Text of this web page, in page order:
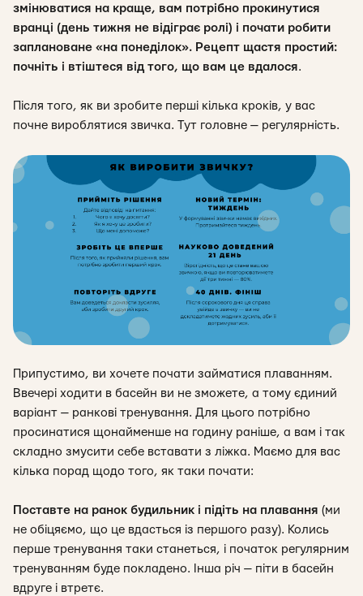
змінюватися на краще, вам потрібно прокинутися
вранці (день тижня не відіграє ролі) і почати робити
заплановане «на понеділок». Рецепт щастя простий:
почніть і втіштеся від того, що вам це вдалося.
Після того, як ви зробите перші кілька кроків, у вас
почне вироблятися звичка. Тут головне — регулярність.
Припустимо, ви хочете почати займатися плаванням.
Ввечері ходити в басейн ви не зможете, а тому єдиний
варіант — ранкові тренування. Для цього потрібно
просинатися щонайменше на годину раніше, а вам і так
складно змусити себе вставати з ліжка. Маємо для вас
кілька порад щодо того, як таки почати:
Поставте на ранок будильник і підіть на плавання (ми
не обіцяємо, що це вдасться із першого разу). Колись
перше тренування таки станеться, і початок регулярним
тренуванням буде покладено. Інша річ — піти в басейн
вдруге і втретє.